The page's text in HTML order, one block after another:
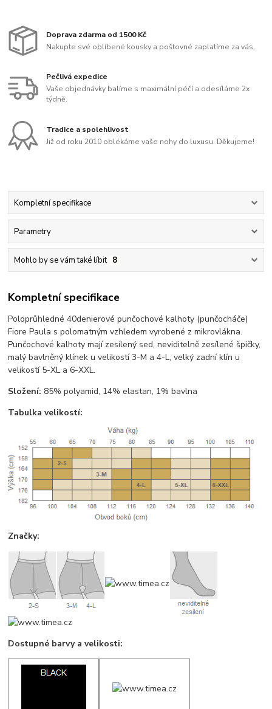
Doprava zdarma od 1500 Kč
Nakupte své oblíbené kousky a poštovné zaplatíme za vás.
Pečlivá expedice
Vaše objednávky balíme s maximální péčí a odesíláme 2x
týdně.
Tradice a spolehlivost
Již od roku 2010 oblékáme vaše nohy do luxusu. Děkujeme!
Kompletní specifikace
Parametry
Mohlo by se vám také líbit 8
Kompletní specifikace
Poloprůhledné 40denierové punčochové kalhoty (punčocháče)
Fiore Paula s polomatným vzhledem vyrobené z mikrovlákna.
Punčochové kalhoty mají zesílený sed, neviditelně zesílené špičky,
malý bavlněný klínek u velikostí 3-M a 4-L, velký zadní klín u
velikostí 5-XL a 6-XXL.
Složení: 85% polyamid, 14% elastan, 1% bavlna
Tabulka velikostí:
Značky:
Dostupné barvy a velikosti: